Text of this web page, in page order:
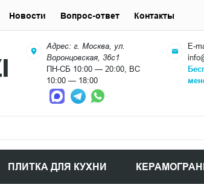
Адрес: г. Москва, ул.
Воронцовская, 36с1
ПН-СБ 10:00 — 20:00, ВС
10:00 — 18:00
E-
ПЛИТКА ДЛЯ КУХНИ
Новости Вопрос-ответ Контакты